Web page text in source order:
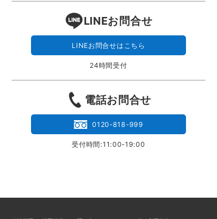
LINEお問合せ
LINEお問合せはこちら
24時間受付
電話お問合せ
0120-818-999
受付時間:11:00-19:00